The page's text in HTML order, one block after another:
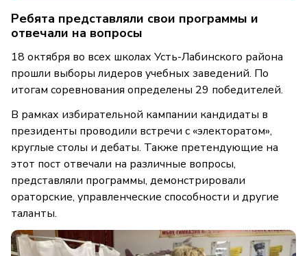
Ребята представляли свои программы и
отвечали на вопросы
18 октября во всех школах Усть-Лабинского района
прошли выборы лидеров учебных заведений. По
итогам соревнования определены 29 победителей.
В рамках избирательной кампании кандидаты в
президенты проводили встречи с «электоратом»,
круглые столы и дебаты. Также претендующие на
этот пост отвечали на различные вопросы,
представляли программы, демонстрировали
ораторские, управленческие способности и другие
таланты.